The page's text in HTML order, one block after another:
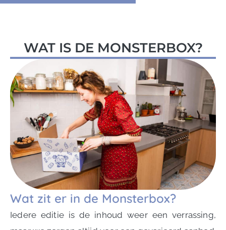
WAT IS DE MONSTERBOX?
Wat zit er in de Monsterbox?
Iedere editie is de inhoud weer een verrassing,